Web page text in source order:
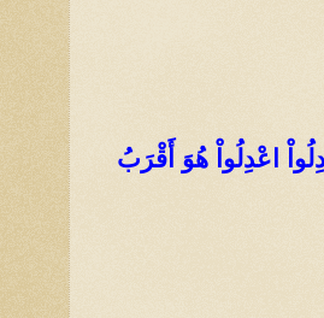
اعْدِلُواْ هُوَ أَقْرَبُ